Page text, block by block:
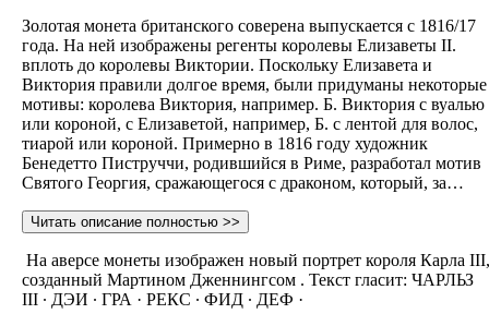
Золотая монета британского соверена выпускается с 1816/17
года. На ней изображены регенты королевы Елизаветы II.
вплоть до королевы Виктории. Поскольку Елизавета и
Виктория правили долгое время, были придуманы некоторые
мотивы: королева Виктория, например. Б. Виктория с вуалью
или короной, с Елизаветой, например, Б. с лентой для волос,
тиарой или короной. Примерно в 1816 году художник
Бенедетто Пиструччи, родившийся в Риме, разработал мотив
Святого Георгия, сражающегося с драконом, который, за…
Читать описание полностью >>
На аверсе монеты изображен новый портрет короля Карла III,
созданный Мартином Дженнингсом . Текст гласит: ЧАРЛЬЗ
III ∙ ДЭИ ∙ ГРА · РЕКС ∙ ФИД ∙ ДЕФ ·